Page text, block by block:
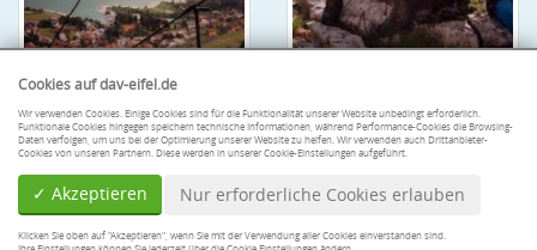
Cookies auf dav-eifel.de
Wir verwenden Cookies. Einige Cookies sind für die Funktionalität unserer Website unbedingt erforderlich.
Funktionale Cookies hingegen speichern technische Informationen, während Performance-Cookies die Browsing-
Daten verfolgen, um uns bei der Optimierung unserer Website zu helfen. Wir verwenden auch Drittanbieter-
Cookies von unseren Partnern. Diese werden in unserer Cookie-Einstellungen aufgeführt.
✓ Akzeptieren Nur erforderliche Cookies erlauben
Klicken Sie oben auf "Akzeptieren", wenn Sie mit der Verwendung aller Cookies einverstanden sind.